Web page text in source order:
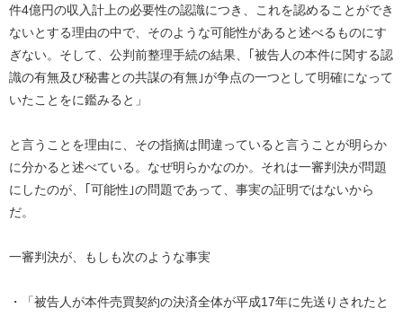
件4億円の収入計上の必要性の認識につき、これを認めることができ
ないとする理由の中で、そのような可能性があると述べるものにす
ぎない。そして、公判前整理手続の結果、｢被告人の本件に関する認
識の有無及び秘書との共謀の有無｣が争点の一つとして明確になって
いたことをに鑑みると」
と言うことを理由に、その指摘は間違っていると言うことが明らか
に分かると述べている。なぜ明らかなのか。それは一審判決が問題
にしたのが、｢可能性｣の問題であって、事実の証明ではないから
だ。
一審判決が、もしも次のような事実
・「被告人が本件売買契約の決済全体が平成17年に先送りされたと